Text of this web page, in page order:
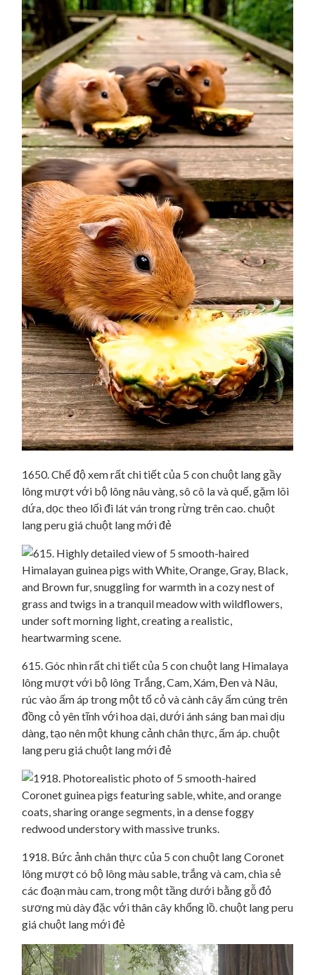
1650. Chế độ xem rất chi tiết của 5 con chuột lang gầy
lông mượt với bộ lông nâu vàng, sô cô la và quế, gặm lõi
dứa, dọc theo lối đi lát ván trong rừng trên cao. chuột
lang peru giá chuột lang mới đẻ
615. Góc nhìn rất chi tiết của 5 con chuột lang Himalaya
lông mượt với bộ lông Trắng, Cam, Xám, Đen và Nâu,
rúc vào ấm áp trong một tổ cỏ và cành cây ấm cúng trên
đồng cỏ yên tĩnh với hoa dại, dưới ánh sáng ban mai dịu
dàng, tạo nên một khung cảnh chân thực, ấm áp. chuột
lang peru giá chuột lang mới đẻ
1918. Bức ảnh chân thực của 5 con chuột lang Coronet
lông mượt có bộ lông màu sable, trắng và cam, chia sẻ
các đoạn màu cam, trong một tầng dưới bằng gỗ đỏ
sương mù dày đặc với thân cây khổng lồ. chuột lang peru
giá chuột lang mới đẻ